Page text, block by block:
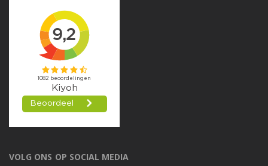
VOLG ONS OP SOCIAL MEDIA